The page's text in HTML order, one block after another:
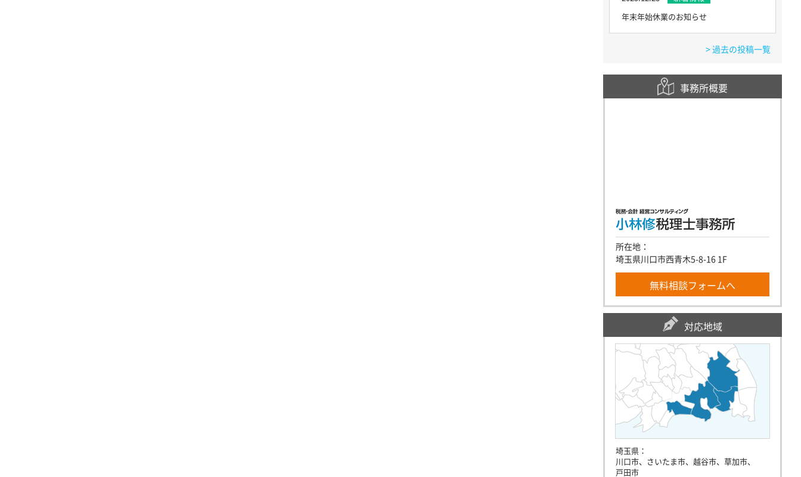
年末年始休業のお知らせ
> 過去の投稿一覧
事務所概要
所在地：
埼玉県川口市西青木5-8-16 1F
無料相談フォームへ
対応地域
埼玉県：
川口市、さいたま市、越谷市、草加市、
戸田市